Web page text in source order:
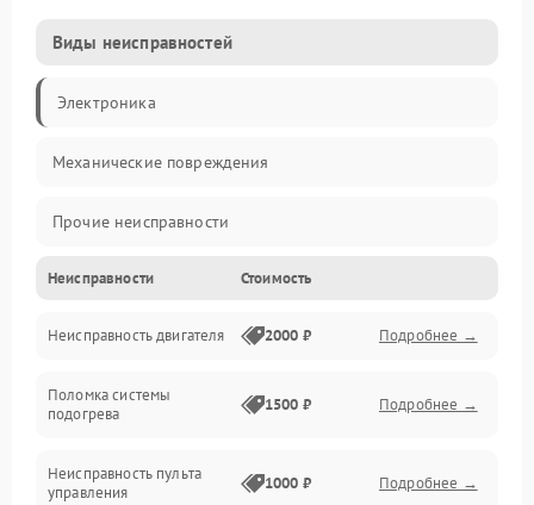
Виды неисправностей
Электроника
Механические повреждения
Прочие неисправности
Управление
Проблемы с массажем
Включение и питание
Неисправности Стоимость
Неисправность двигателя 2000 ₽ Подробнее →
Поломка системы
подогрева
1500 ₽ Подробнее →
Неисправность пульта
управления
1000 ₽ Подробнее →